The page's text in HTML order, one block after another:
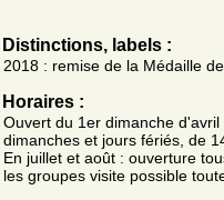
Distinctions, labels :
2018 : remise de la Médaille
Horaires :
Ouvert du 1er dimanche
dimanches et jours fériés, de
En juillet et août : ouverture
les groupes visite possible